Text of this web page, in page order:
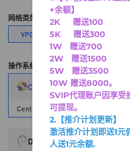
网络类型
VPC网络
经典网络
操作系统
CentOS
CentOS-7.6.1810-x64
Debian
+余额】
2K 赠送100
5K 赠送300
1W 赠送700
2W 赠送1500
5W 赠送3500
10W 赠送8000。
SVIP代理账户因享受
可提现。
2.【推介计划更新】
激活推介计划即送1元
人送1元余额.